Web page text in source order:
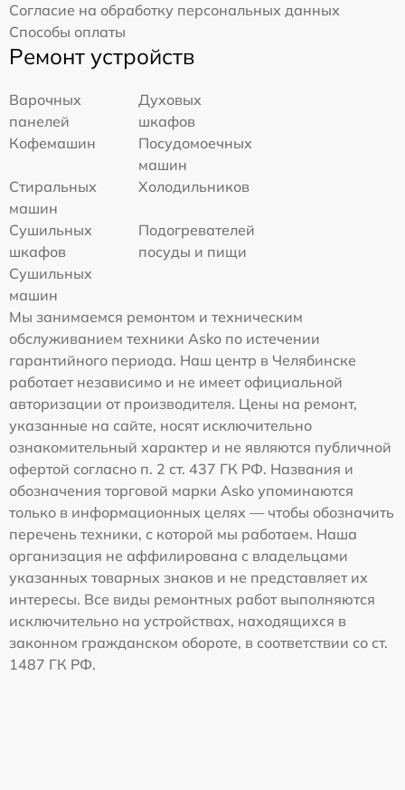
Согласие на обработку персональных данных
Способы оплаты
Ремонт устройств
Варочных
панелей
Духовых
шкафов
Кофемашин
Посудомоечных
машин
Стиральных
машин
Холодильников
Сушильных
шкафов
Подогревателей
посуды и пищи
Сушильных
машин
Мы занимаемся ремонтом и техническим
обслуживанием техники Asko по истечении
гарантийного периода. Наш центр в Челябинске
работает независимо и не имеет официальной
авторизации от производителя. Цены на ремонт,
указанные на сайте, носят исключительно
ознакомительный характер и не являются публичной
офертой согласно п. 2 ст. 437 ГК РФ. Названия и
обозначения торговой марки Asko упоминаются
только в информационных целях — чтобы обозначить
перечень техники, с которой мы работаем. Наша
организация не аффилирована с владельцами
указанных товарных знаков и не представляет их
интересы. Все виды ремонтных работ выполняются
исключительно на устройствах, находящихся в
законном гражданском обороте, в соответствии со ст.
1487 ГК РФ.